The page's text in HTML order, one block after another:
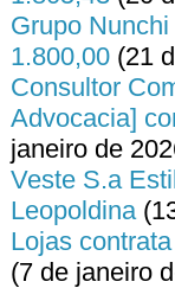
Grupo
1.800,00 (21
Consultor
Advocacia]
janeiro de
Veste S.a
Leopoldina
Lojas
(7 de janeiro